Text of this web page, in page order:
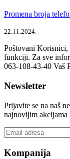
Promena broja
22.11.2024.
Poštovani
funkciji. Za sve
063-108-43-40 Vaš
Newsletter
Prijavite se na naš
najnovijim akcijama
Kompanija